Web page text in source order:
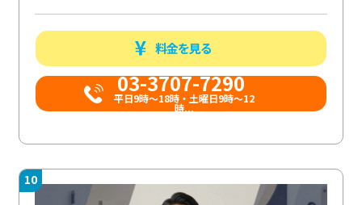
料金を見る
03-3707-7290
平日9時～18時・土曜日9時～12
時...
10